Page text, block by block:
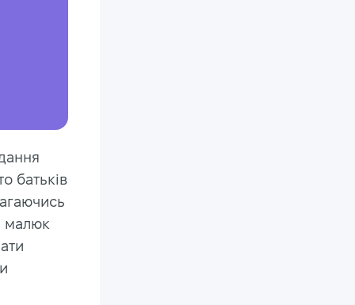
батьків
малюк